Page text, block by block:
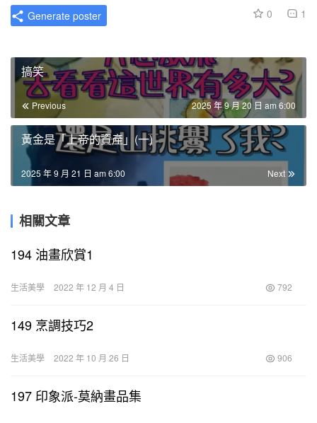
0 1
Generate poster
搞笑
Previous 2025 年 9 月 20 日 am 6:00
黃金是「上帝的資產」(一)
Next
2025 年 9 月 21 日 am 6:00
相關文章
194 油畫欣賞1
生活美學 2022 年 12 月 4 日 792
149 烹調技巧2
生活美學 2022 年 10 月 26 日 906
197 印象派-莫納畫品集